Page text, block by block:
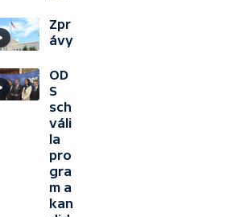
Zpr
ávy
OD
S
sch
váli
la
pro
gra
m a
kan